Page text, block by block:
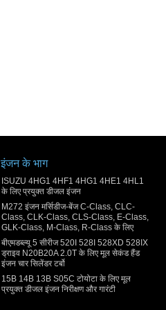
इंजन के भाग
ISUZU 4HG1 4HF1 4HG1 4HE1 4HL1
के लिए प्रयुक्त डीजल इंजन
M272 इंजन मर्सिडीज-बेंज C-Class, CLC-
Class, CLK-Class, CLS-Class, E-Class,
GLK-Class, M-Class, R-Class के लिए
बीएमडब्ल्यू 5 सीरीज 520I 528I 528XD 528IX
ड्राइव N20B20A 2.0T के लिए मूल सेकंड हैंड
इंजन चार सिलेंडर टर्बो
15B 14B 13B S05C टोयोटा के लिए मूल
प्रयुक्त डीजल इंजन निरीक्षण और गारंटी